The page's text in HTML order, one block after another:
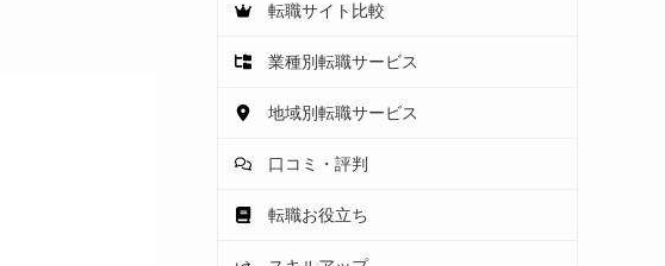
転職サイト比較
業種別転職サービス
地域別転職サービス
口コミ・評判
転職お役立ち